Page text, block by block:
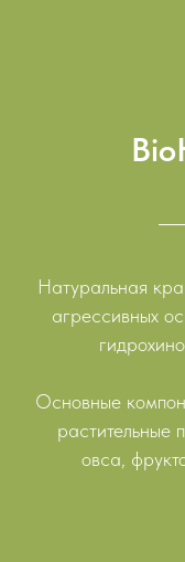
Натуральная
агрессивных
Основные
растительные
овса,